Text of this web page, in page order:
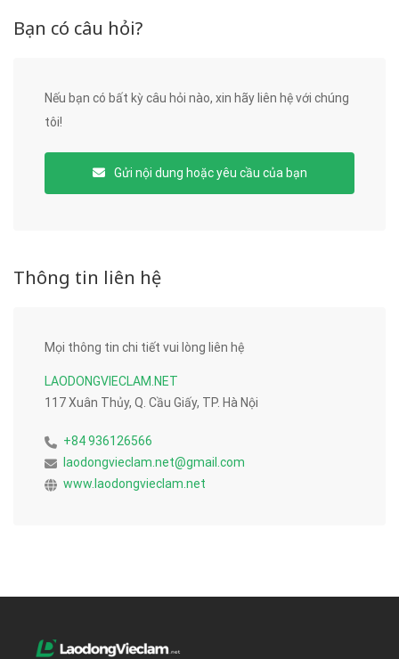
Bạn có câu hỏi?
Nếu bạn có bất kỳ câu hỏi nào, xin hãy liên hệ với chúng
tôi!
Gửi nội dung hoặc yêu cầu của bạn
Thông tin liên hệ
Mọi thông tin chi tiết vui lòng liên hệ
LAODONGVIECLAM.NET
117 Xuân Thủy, Q. Cầu Giấy, TP. Hà Nội
+84 936126566
laodongvieclam.net@gmail.com
www.laodongvieclam.net